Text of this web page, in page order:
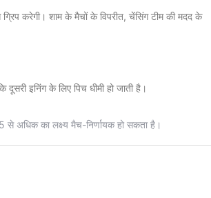
करेगी। शाम के मैचों के विपरीत, चेंसिंग टीम की मदद के
दूसरी इनिंग के लिए पिच धीमी हो जाती है।
से अधिक का लक्ष्य मैच-निर्णायक हो सकता है।